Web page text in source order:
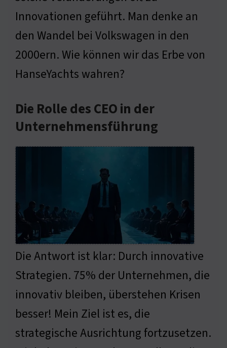
Innovationen geführt. Man denke an
den Wandel bei Volkswagen in den
2000ern. Wie können wir das Erbe von
HanseYachts wahren?
Die Rolle des CEO in der
Unternehmensführung
Die Antwort ist klar: Durch innovative
Strategien. 75% der Unternehmen, die
innovativ bleiben, überstehen Krisen
besser! Mein Ziel ist es, die
strategische Ausrichtung fortzusetzen.